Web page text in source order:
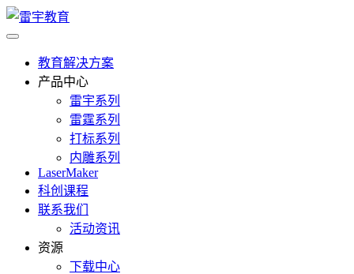
教育解决方案
产品中心
雷宇系列
雷霆系列
打标系列
内雕系列
LaserMaker
科创课程
联系我们
活动资讯
资源
下载中心